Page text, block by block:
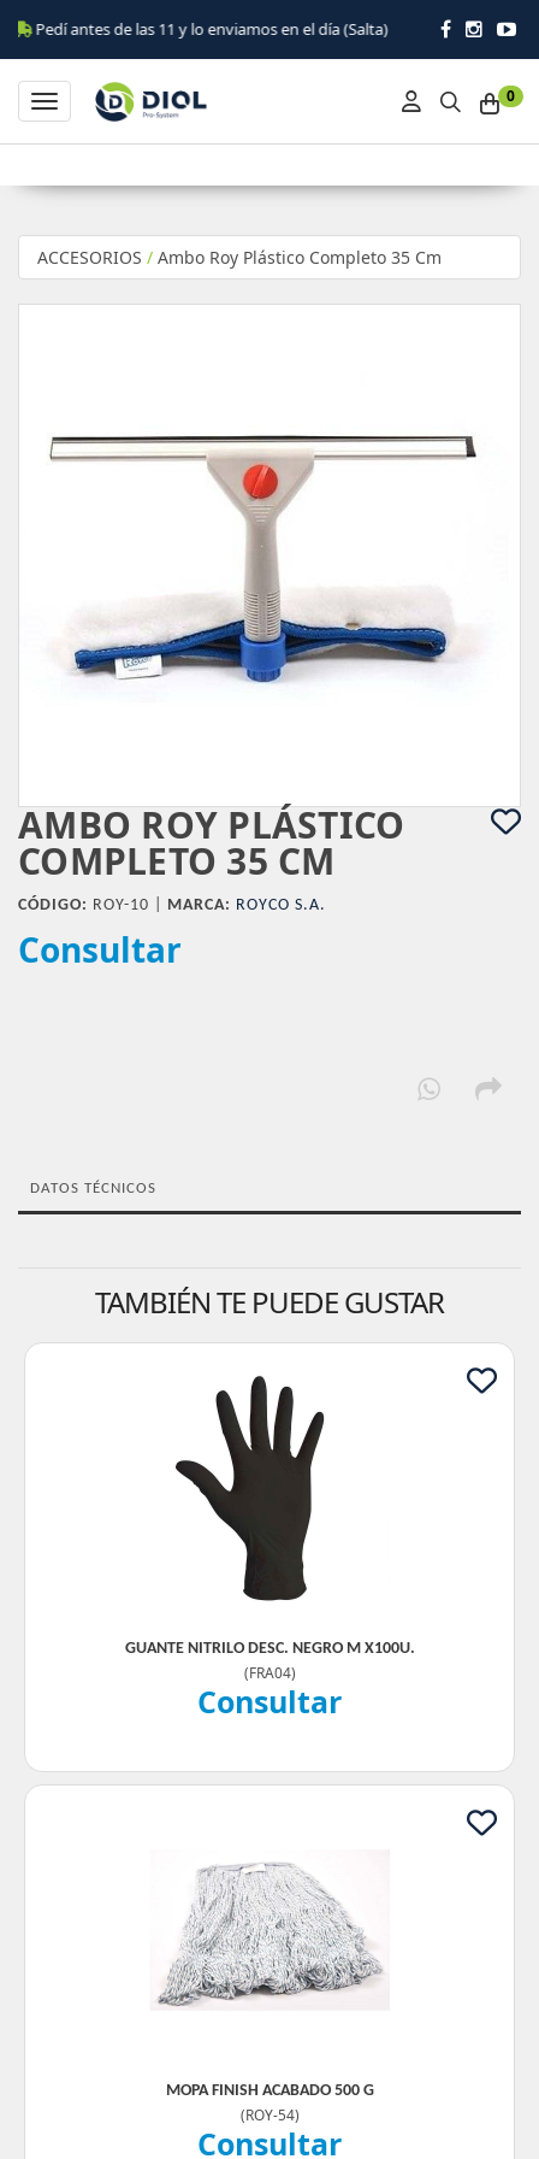
de las 11 y lo enviamos en el día (Salta)
0
Toggle navigation
ACCESORIOS / Ambo Roy Plástico Completo 35 Cm
AMBO ROY PLÁSTICO
COMPLETO 35 CM
CÓDIGO: ROY-10 | MARCA: ROYCO S.A.
Consultar
DATOS TÉCNICOS
TAMBIÉN TE PUEDE GUSTAR
GUANTE NITRILO DESC. NEGRO M X100U.
(FRA04)
Consultar
MOPA FINISH ACABADO 500 G
(ROY-54)
Consultar